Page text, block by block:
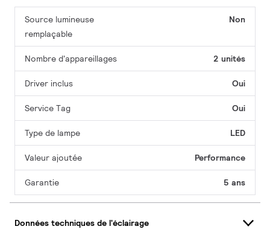
Source lumineuse
remplaçable
Non
Nombre d'appareillages 2 unités
Driver inclus Oui
Service Tag Oui
Type de lampe LED
Valeur ajoutée Performance
Garantie 5 ans
Données techniques de l'éclairage